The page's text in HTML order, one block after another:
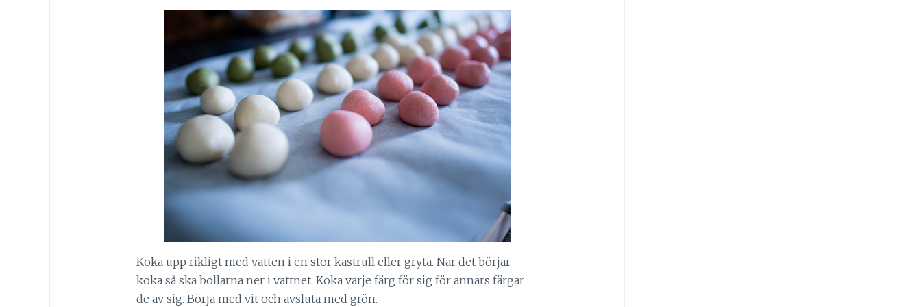
Koka upp rikligt med vatten i en stor kastrull eller gryta. När det börjar
koka så ska bollarna ner i vattnet. Koka varje färg för sig för annars färgar
de av sig. Börja med vit och avsluta med grön.